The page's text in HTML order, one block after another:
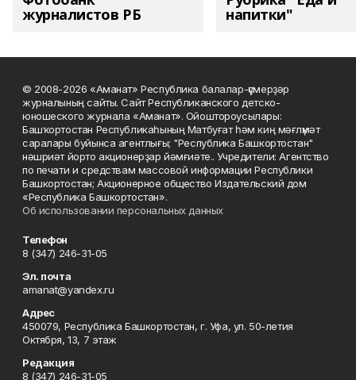
журналистов РБ напитки"
© 2008-2026 «Аманат» Республика балалар-үҫмерҙәр
журналының сайты. Сайт Республиканского детско-
юношеского журнала «Аманат». Ойоштороусылары:
Башҡортостан Республикаһының Матбуғат һәм киң мәғлүмәт
саралары буйынса агентлығы; "Республика Башкортостан"
нәшриәт йорто акционерҙар йәмғиәте.. Учредители: Агентство
по печати и средствам массовой информации Республики
Башкортостан; Акционерное общество Издательский дом
«Республика Башкортостан».
Об использовании персональных данных
Телефон
8 (347) 246-31-05
Эл. почта
amanat@yandex.ru
Адрес
450079, Республика Башкортостан, г. Уфа, ул. 50-летия
Октября, 13, 7 этаж
Редакция
8 (347) 246-31-05